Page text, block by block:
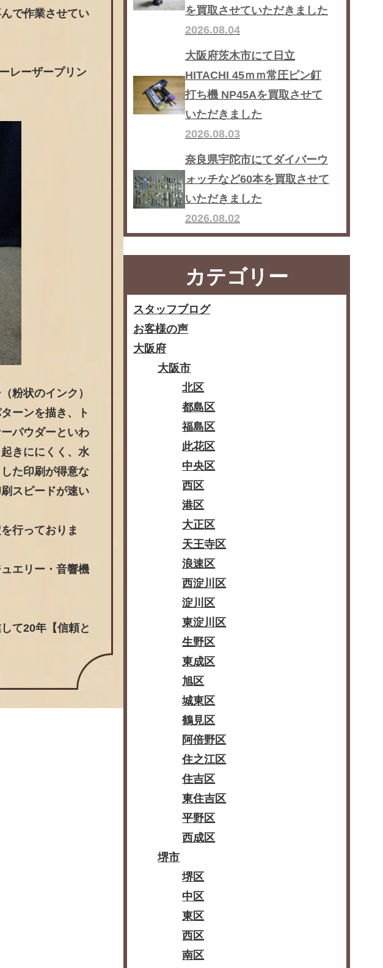
で作業させてい
レーザープリン
粉状のインク）
ーンを描き、ト
パウダーといわ
きににくく、水
た印刷が得意な
スピードが速い
行っておりま
エリー・音響機
て20年【信頼と
を買取させていただきました
2026.08.04
大阪府茨木市にて日立
HITACHI 45ｍｍ常圧ピン釘
打ち機 NP45Aを買取させて
いただきました
2026.08.03
奈良県宇陀市にてダイバーウ
ォッチなど60本を買取させて
いただきました
2026.08.02
カテゴリー
スタッフブログ
お客様の声
大阪府
大阪市
北区
都島区
福島区
此花区
中央区
西区
港区
大正区
天王寺区
浪速区
西淀川区
淀川区
東淀川区
生野区
東成区
旭区
城東区
鶴見区
阿倍野区
住之江区
住吉区
東住吉区
平野区
西成区
堺市
堺区
中区
東区
西区
南区